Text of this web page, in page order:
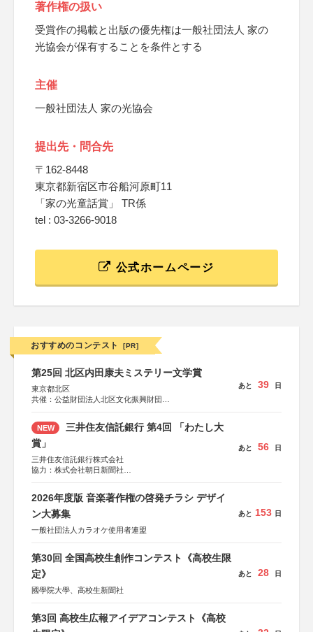
著作権の扱い
受賞作の掲載と出版の優先権は一般社団法人 家の
光協会が保有することを条件とする
主催
一般社団法人 家の光協会
提出先・問合先
〒162-8448
東京都新宿区市谷船河原町11
「家の光童話賞」 TR係
tel : 03-3266-9018
公式ホームページ
おすすめのコンテスト [PR]
第25回 北区内田康夫ミステリー文学賞
東京都北区
共催：公益財団法人北区文化振興財団
協賛：株式会社実業之日本社
あと 39 日
NEW
三井住友信託銀行 第4回 「わたし大
賞」
三井住友信託銀行株式会社
協力：株式会社朝日新聞社
あと 56 日
2026年度版 音楽著作権の啓発チラシ デザイ
ン大募集
一般社団法人カラオケ使用者連盟
あと 153 日
第30回 全国高校生創作コンテスト《高校生限
定》
國學院大學、高校生新聞社
あと 28 日
第3回 高校生広報アイデアコンテスト《高校